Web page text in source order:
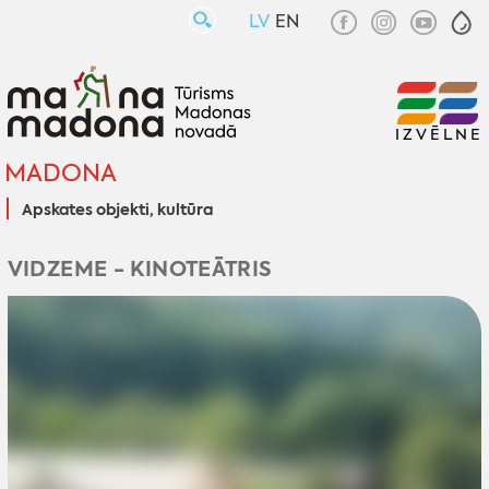
LV EN
MADONA
Apskates objekti, kultūra
IZVĒLNE
VIDZEME - KINOTEĀTRIS